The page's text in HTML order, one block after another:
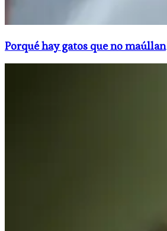
Porqué hay gatos que no maúllan